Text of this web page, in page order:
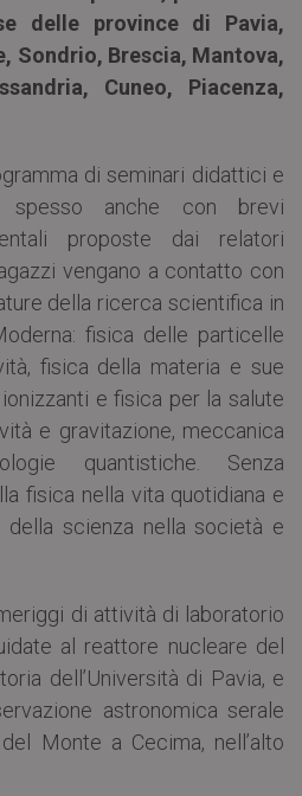
delle province di Pavia,
Sondrio, Brescia, Mantova,
Cuneo, Piacenza,
di seminari didattici e
spesso anche con brevi
proposte dai relatori
vengano a contatto con
della ricerca scientifica in
fisica delle particelle
fisica della materia e sue
e fisica per la salute
e gravitazione, meccanica
quantistiche. Senza
fisica nella vita quotidiana e
della scienza nella società e
di attività di laboratorio
al reattore nucleare del
dell’Università di Pavia, e
astronomica serale
del Monte a Cecima, nell’alto